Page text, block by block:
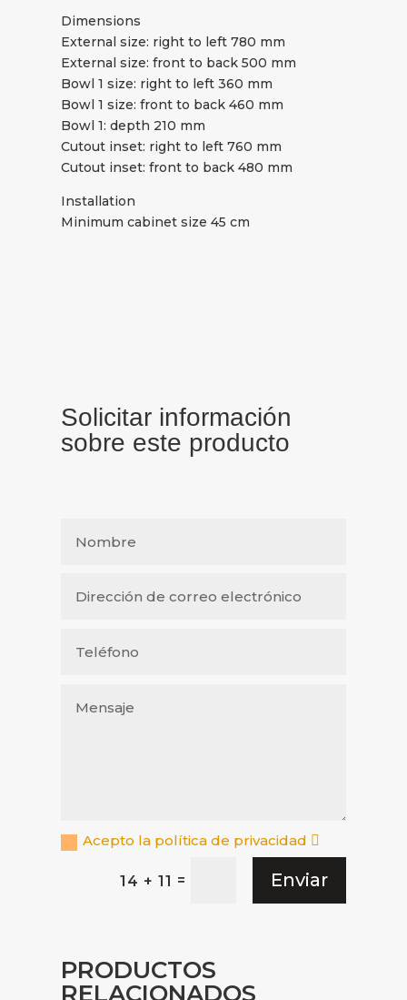
Dimensions
External size: right to left 780 mm
External size: front to back 500 mm
Bowl 1 size: right to left 360 mm
Bowl 1 size: front to back 460 mm
Bowl 1: depth 210 mm
Cutout inset: right to left 760 mm
Cutout inset: front to back 480 mm
Installation
Minimum cabinet size 45 cm
Solicitar información
sobre este producto
Acepto la política de privacidad
14 + 11 = Enviar
PRODUCTOS
RELACIONADOS